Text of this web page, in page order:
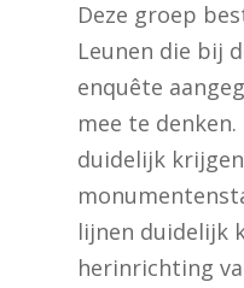
Deze groep
Leunen die bij
enquête
mee te
duidelijk
lijnen duidelijk
herinrichting